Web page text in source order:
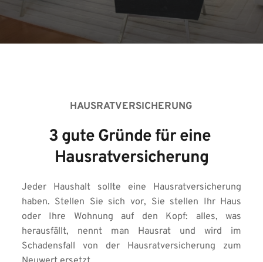
HAUSRATVERSICHERUNG
3 gute Gründe für eine
Hausratversicherung
Jeder Haushalt sollte eine Hausratversicherung
haben. Stellen Sie sich vor, Sie stellen Ihr Haus
oder Ihre Wohnung auf den Kopf: alles, was
herausfällt, nennt man Hausrat und wird im
Schadensfall von der Hausratversicherung zum